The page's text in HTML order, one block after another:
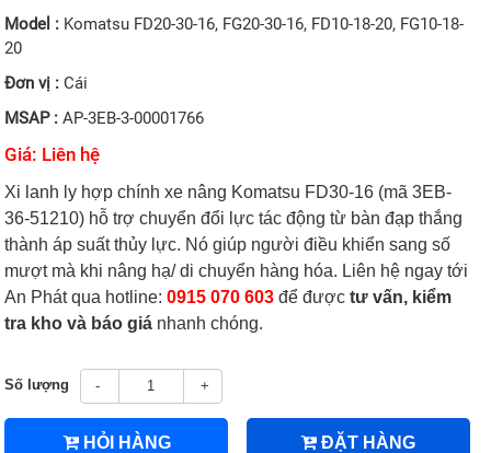
Model : Komatsu FD20-30-16, FG20-30-16, FD10-18-20, FG10-18-
20
Đơn vị :Cái
MSAP :AP-3EB-3-00001766
Giá: Liên hệ
Xi lanh ly hợp chính xe nâng Komatsu FD30-16 (mã 3EB-
36-51210) hỗ trợ chuyển đổi lực tác động từ bàn đạp thắng
thành áp suất thủy lực. Nó giúp người điều khiển sang số
mượt mà khi nâng hạ/ di chuyển hàng hóa. Liên hệ ngay tới
An Phát qua hotline:0915 070 603 để đượctư vấn, kiểm
tra kho và báo giá nhanh chóng.
Số lượng - +
HỎI HÀNG ĐẶT HÀNG